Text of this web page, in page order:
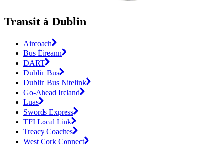
Transit à Dublin
Aircoach
Bus Éireann
DART
Dublin Bus
Dublin Bus Nitelink
Go-Ahead Ireland
Luas
Swords Express
TFI Local Link
Treacy Coaches
West Cork Connect